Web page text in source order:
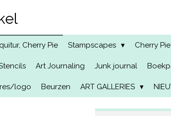
Cherry Pie Stampscapes Cherry
Art Journaling Junk journal
logo Beurzen ART GALLERIES